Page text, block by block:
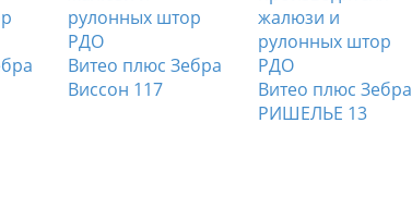
Витео плюс Зебра
Виссон 117
Витео плюс Зебра
РИШЕЛЬЕ 13